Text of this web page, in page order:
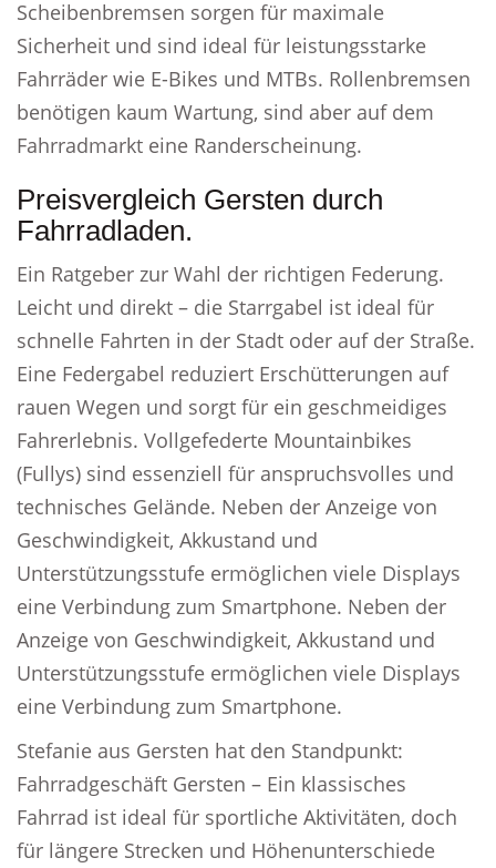
Scheibenbremsen sorgen für maximale
Sicherheit und sind ideal für leistungsstarke
Fahrräder wie E-Bikes und MTBs. Rollenbremsen
benötigen kaum Wartung, sind aber auf dem
Fahrradmarkt eine Randerscheinung.
Preisvergleich Gersten durch
Fahrradladen.
Ein Ratgeber zur Wahl der richtigen Federung.
Leicht und direkt – die Starrgabel ist ideal für
schnelle Fahrten in der Stadt oder auf der Straße.
Eine Federgabel reduziert Erschütterungen auf
rauen Wegen und sorgt für ein geschmeidiges
Fahrerlebnis. Vollgefederte Mountainbikes
(Fullys) sind essenziell für anspruchsvolles und
technisches Gelände. Neben der Anzeige von
Geschwindigkeit, Akkustand und
Unterstützungsstufe ermöglichen viele Displays
eine Verbindung zum Smartphone. Neben der
Anzeige von Geschwindigkeit, Akkustand und
Unterstützungsstufe ermöglichen viele Displays
eine Verbindung zum Smartphone.
Stefanie aus Gersten hat den Standpunkt:
Fahrradgeschäft Gersten – Ein klassisches
Fahrrad ist ideal für sportliche Aktivitäten, doch
für längere Strecken und Höhenunterschiede